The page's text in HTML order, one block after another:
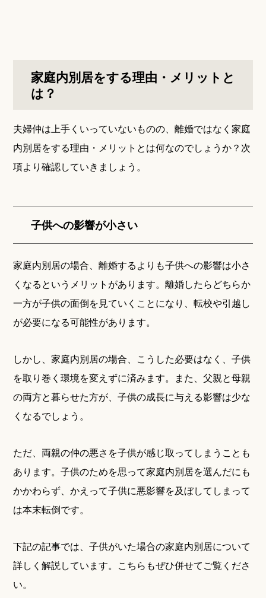
家庭内別居をする理由・メリットと
は？
夫婦仲は上手くいっていないものの、離婚ではなく家庭
内別居をする理由・メリットとは何なのでしょうか？次
項より確認していきましょう。
子供への影響が小さい
家庭内別居の場合、離婚するよりも子供への影響は小さ
くなるというメリットがあります。離婚したらどちらか
一方が子供の面倒を見ていくことになり、転校や引越し
が必要になる可能性があります。
しかし、家庭内別居の場合、こうした必要はなく、子供
を取り巻く環境を変えずに済みます。また、父親と母親
の両方と暮らせた方が、子供の成長に与える影響は少な
くなるでしょう。
ただ、両親の仲の悪さを子供が感じ取ってしまうことも
あります。子供のためを思って家庭内別居を選んだにも
かかわらず、かえって子供に悪影響を及ぼしてしまって
は本末転倒です。
下記の記事では、子供がいた場合の家庭内別居について
詳しく解説しています。こちらもぜひ併せてご覧くださ
い。